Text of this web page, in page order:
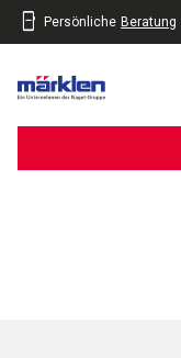
Persönliche Beratung